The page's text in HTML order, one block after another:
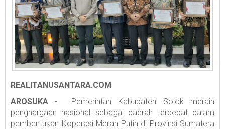
REALITANUSANTARA.COM
AROSUKA - Pemerintah Kabupaten Solok meraih
penghargaan nasional sebagai daerah tercepat dalam
pembentukan Koperasi Merah Putih di Provinsi Sumatera